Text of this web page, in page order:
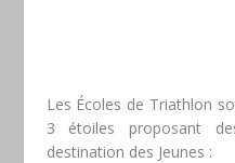
Les Écoles de Triathlon
3 étoiles proposant
destination des Jeunes :